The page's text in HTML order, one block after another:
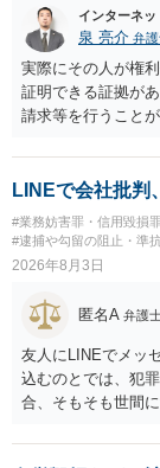
に入力したかも第
をせずに書き込ん
も）、相談者さん
私見ながらご参考ま
インターネ
泉 亮介 弁
実際にその人が権
証明できる証拠が
請求等を行うこと
に個別に相談され
LINEで会社批判
#業務妨害罪・信用毀損罪
#逮捕や勾留の阻止・準
2026年8月3日
匿名A 弁護
友人にLINEでメッ
込むのとでは、犯
合、そもそも世間